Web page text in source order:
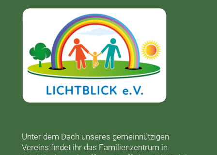
Unter dem Dach unseres gemeinnützigen
Vereins findet ihr das Familienzentrum in